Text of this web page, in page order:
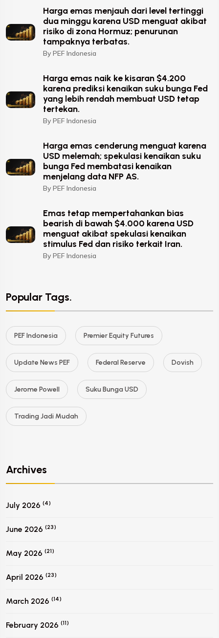
Harga emas menjauh dari level tertinggi
dua minggu karena USD menguat akibat
risiko di zona Hormuz; penurunan
tampaknya terbatas.
By PEF Indonesia
Harga emas naik ke kisaran $4.200
karena prediksi kenaikan suku bunga Fed
yang lebih rendah membuat USD tetap
tertekan.
By PEF Indonesia
Harga emas cenderung menguat karena
USD melemah; spekulasi kenaikan suku
bunga Fed membatasi kenaikan
menjelang data NFP AS.
By PEF Indonesia
Emas tetap mempertahankan bias
bearish di bawah $4.000 karena USD
menguat akibat spekulasi kenaikan
stimulus Fed dan risiko terkait Iran.
By PEF Indonesia
Popular Tags.
PEF Indonesia Premier Equity Futures
Update News PEF Federal Reserve Dovish
Jerome Powell Suku Bunga USD
Trading Jadi Mudah
Archives
July 2026 (4)
June 2026 (23)
May 2026 (21)
April 2026 (23)
March 2026 (14)
February 2026 (11)